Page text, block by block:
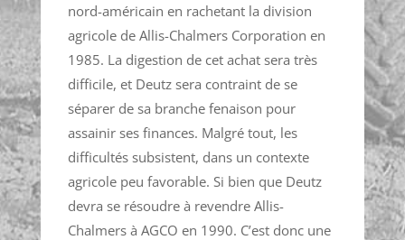
nord-américain en rachetant la division
agricole de Allis-Chalmers Corporation en
1985. La digestion de cet achat sera très
difficile, et Deutz sera contraint de se
séparer de sa branche fenaison pour
assainir ses finances. Malgré tout, les
difficultés subsistent, dans un contexte
agricole peu favorable. Si bien que Deutz
devra se résoudre à revendre Allis-
Chalmers à AGCO en 1990. C’est donc une